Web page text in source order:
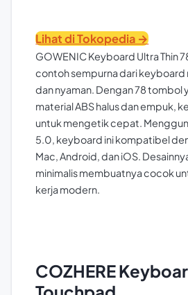
Lihat di Tokopedia →
GOWENIC Keyboard Ultra Thin
contoh sempurna dari keyboard
dan nyaman. Dengan 78 tombol
material ABS halus dan empuk,
untuk mengetik cepat.
5.0, keyboard ini kompatibel
Mac, Android, dan iOS.
minimalis membuatnya cocok
kerja modern.
COZHERE